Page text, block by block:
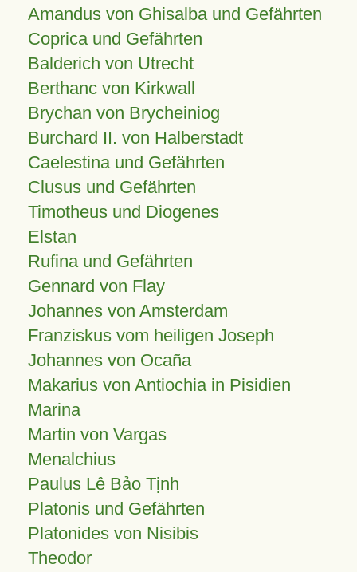
Amandus von Ghisalba und Gefährten
Coprica und Gefährten
Balderich von Utrecht
Berthanc von Kirkwall
Brychan von Brycheiniog
Burchard II. von Halberstadt
Caelestina und Gefährten
Clusus und Gefährten
Timotheus und Diogenes
Elstan
Rufina und Gefährten
Gennard von Flay
Johannes von Amsterdam
Franziskus vom heiligen Joseph
Johannes von Ocaña
Makarius von Antiochia in Pisidien
Marina
Martin von Vargas
Menalchius
Paulus Lê Bảo Tịnh
Platonis und Gefährten
Platonides von Nisibis
Theodor